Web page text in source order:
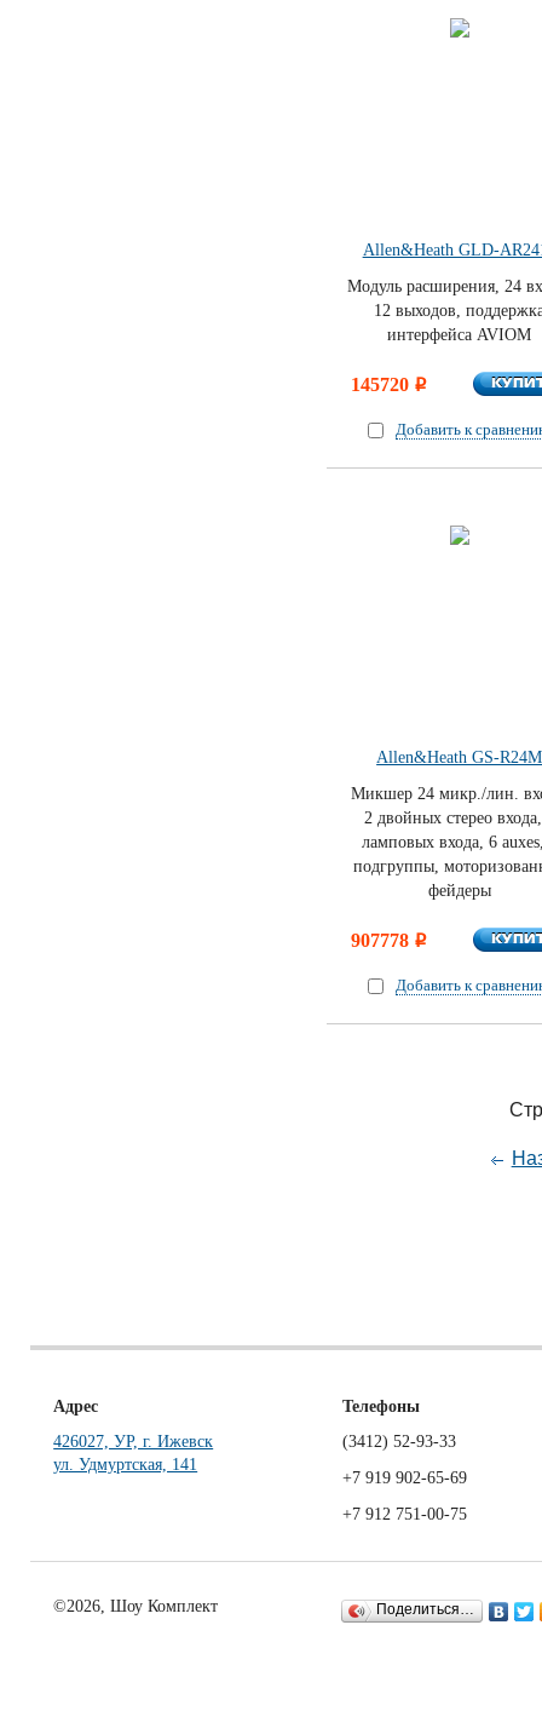
Allen&Heath GLD-
Модуль расширения, 24
12 выходов,
интерфейса AVIOM
145720 i
Добавить к
Allen&Heath GS-R24M
Микшер 24 микр./лин.
2 двойных стерео
ламповых входа, 6
подгруппы,
фейдеры
907778 i
Добавить к
Адрес
426027, УР, г. Ижевск
ул. Удмуртская, 141
Телефоны
(3412) 52-93-33
+7 919 902-65-69
+7 912 751-00-75
©2026, Шоу Комплект Поделиться…